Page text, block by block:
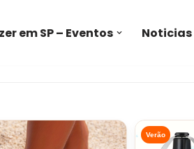
em SP – Eventos Noticias
Verão